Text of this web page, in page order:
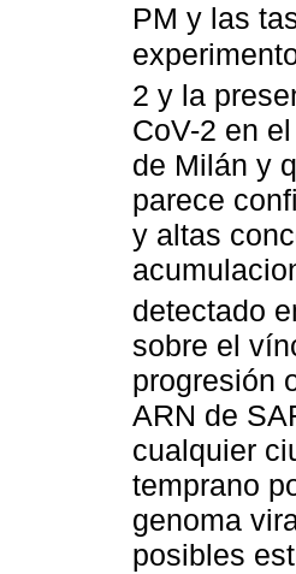
PM y las
2 y la
CoV-2 en
de Milán y
parece
y altas
detectado
sobre el
progresión
ARN de
cualquier
temprano
genoma
posibles